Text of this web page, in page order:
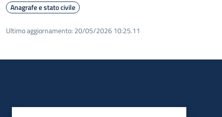
Anagrafe e stato civile
Ultimo aggiornamento: 20/05/2026 10:25.11